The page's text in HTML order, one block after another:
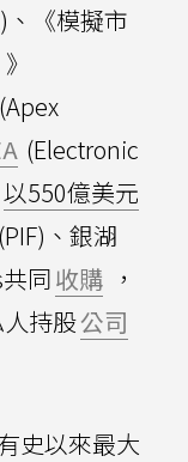
、《模擬市
》
(Electronic
以550億美元
、銀湖
同收購 ，
人持股公司
史以來最大